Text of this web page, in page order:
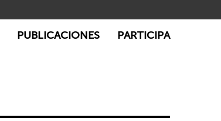
PUBLICACIONES PARTICIPA